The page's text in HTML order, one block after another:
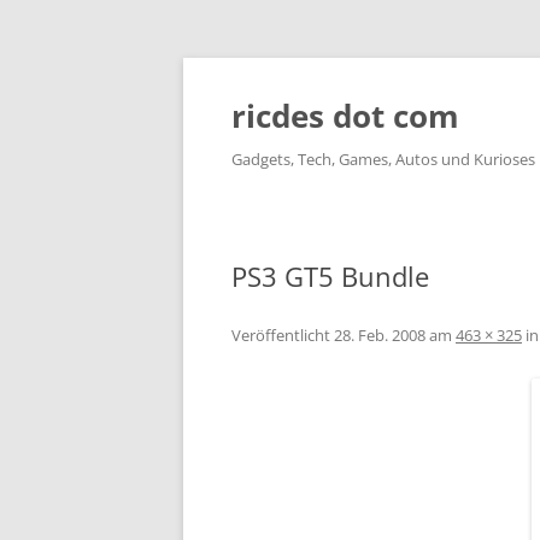
ricdes dot com
Gadgets, Tech, Games, Autos und Kurioses
PS3 GT5 Bundle
Veröffentlicht28. Feb. 2008am 463 × 325 in